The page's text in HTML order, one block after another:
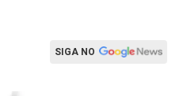
SIGA NO